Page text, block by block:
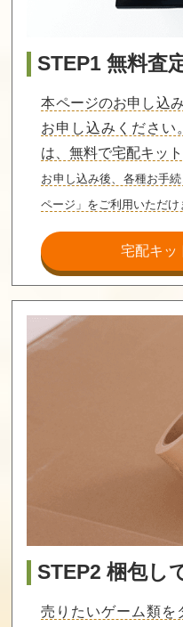
STEP1 無料査
本ページのお申し込
お申し込みください
は、無料で宅配キッ
お申し込み後、各種お手
ページ」をご利用いただけ
宅配キッ
STEP2 梱包し
売りたいゲーム類を